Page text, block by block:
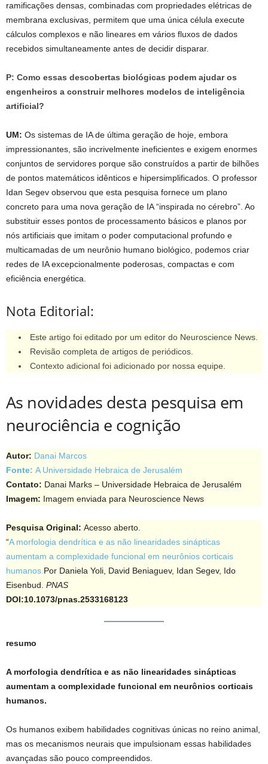
ramificações densas, combinadas com propriedades elétricas de
membrana exclusivas, permitem que uma única célula execute
cálculos complexos e não lineares em vários fluxos de dados
recebidos simultaneamente antes de decidir disparar.
P: Como essas descobertas biológicas podem ajudar os
engenheiros a construir melhores modelos de inteligência
artificial?
UM: Os sistemas de IA de última geração de hoje, embora
impressionantes, são incrivelmente ineficientes e exigem enormes
conjuntos de servidores porque são construídos a partir de bilhões
de pontos matemáticos idênticos e hipersimplificados. O professor
Idan Segev observou que esta pesquisa fornece um plano
concreto para uma nova geração de IA “inspirada no cérebro”. Ao
substituir esses pontos de processamento básicos e planos por
nós artificiais que imitam o poder computacional profundo e
multicamadas de um neurônio humano biológico, podemos criar
redes de IA excepcionalmente poderosas, compactas e com
eficiência energética.
Nota Editorial:
Este artigo foi editado por um editor do Neuroscience News.
Revisão completa de artigos de periódicos.
Contexto adicional foi adicionado por nossa equipe.
As novidades desta pesquisa em
neurociência e cognição
Autor: Danai Marcos
Fonte: A Universidade Hebraica de Jerusalém
Contato: Danai Marks – Universidade Hebraica de Jerusalém
Imagem: Imagem enviada para Neuroscience News
Pesquisa Original: Acesso aberto.
“A morfologia dendrítica e as não linearidades sinápticas
aumentam a complexidade funcional em neurônios corticais
humanos. Por Daniela Yoli, David Beniaguev, Idan Segev, Ido
Eisenbud. PNAS
DOI:10.1073/pnas.2533168123
resumo
A morfologia dendrítica e as não linearidades sinápticas
aumentam a complexidade funcional em neurônios corticais
humanos.
Os humanos exibem habilidades cognitivas únicas no reino animal,
mas os mecanismos neurais que impulsionam essas habilidades
avançadas são pouco compreendidos.